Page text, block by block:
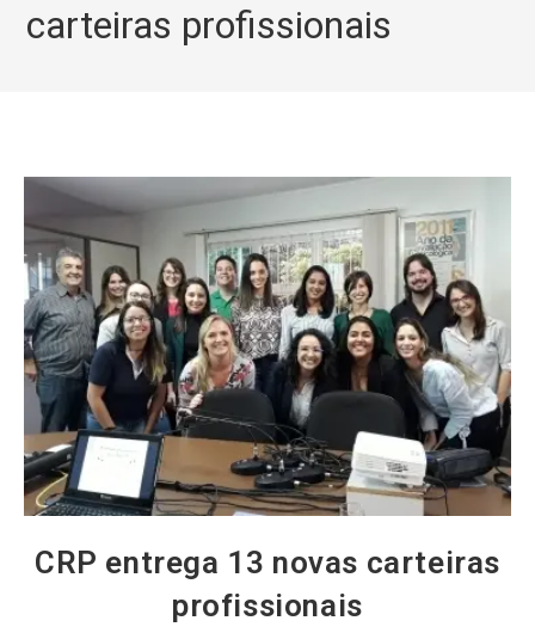
carteiras profissionais
CRP entrega 13 novas carteiras
profissionais